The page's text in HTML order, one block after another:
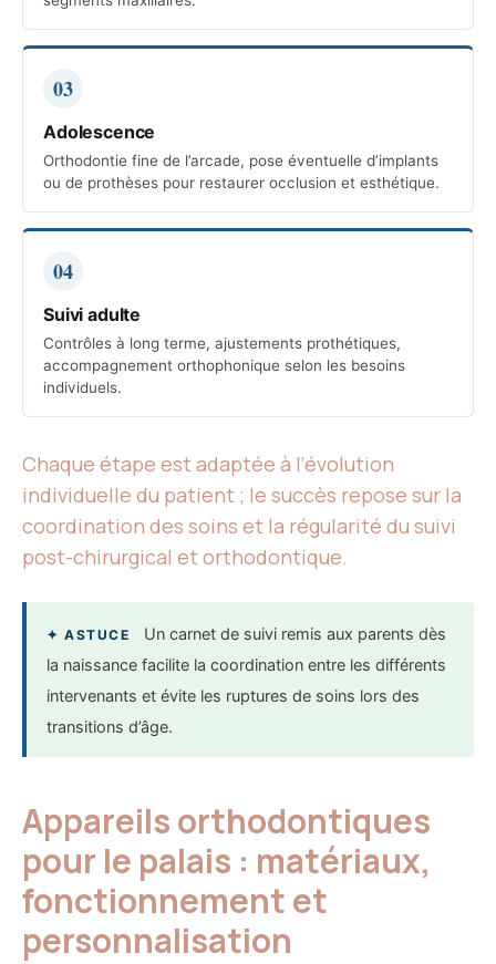
03
Adolescence
Orthodontie fine de l’arcade, pose éventuelle d’implants
ou de prothèses pour restaurer occlusion et esthétique.
04
Suivi adulte
Contrôles à long terme, ajustements prothétiques,
accompagnement orthophonique selon les besoins
individuels.
Chaque étape est adaptée à l’évolution
individuelle du patient ; le succès repose sur la
coordination des soins et la régularité du suivi
post-chirurgical et orthodontique.
✦ ASTUCE
Un carnet de suivi remis aux parents dès
la naissance facilite la coordination entre les différents
intervenants et évite les ruptures de soins lors des
transitions d’âge.
Appareils orthodontiques
pour le palais : matériaux,
fonctionnement et
personnalisation